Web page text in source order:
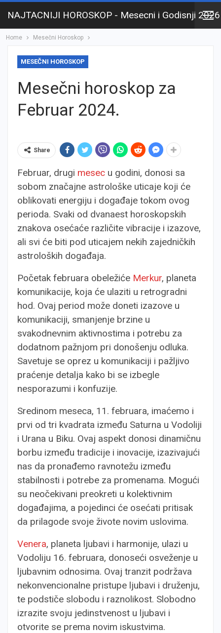
NAJTACNIJI HOROSKOP - Mesecni i Godisnji 2026
Home Mesečni Horoskop
MESEČNI HOROSKOP
Mesečni horoskop za
Februar 2024.
Share
Februar, drugi mesec u godini, donosi sa
sobom značajne astrološke uticaje koji će
oblikovati energiju i događaje tokom ovog
perioda. Svaki od dvanaest horoskopskih
znakova osećaće različite vibracije i izazove,
ali svi će biti pod uticajem nekih zajedničkih
astroloških događaja.
Početak februara obeležiće Merkur, planeta
komunikacije, koja će ulaziti u retrogradni
hod. Ovaj period može doneti izazove u
komunikaciji, smanjenje brzine u
svakodnevnim aktivnostima i potrebu za
dodatnom pažnjom pri donošenju odluka.
Savetuje se oprez u komunikaciji i pažljivo
praćenje detalja kako bi se izbegle
nesporazumi i konfuzije.
Sredinom meseca, 11. februara, imaćemo i
prvi od tri kvadrata između Saturna u Vodoliji
i Urana u Biku. Ovaj aspekt donosi dinamičnu
borbu između tradicije i inovacije, izazivajući
nas da pronađemo ravnotežu između
stabilnosti i potrebe za promenama. Mogući
su neočekivani preokreti u kolektivnim
događajima, a pojedinci će osećati pritisak
da prilagode svoje živote novim uslovima.
Venera, planeta ljubavi i harmonije, ulazi u
Vodoliju 16. februara, donoseći osveženje u
ljubavnim odnosima. Ovaj tranzit podržava
nekonvencionalne pristupe ljubavi i druženju,
te podstiče slobodu i raznolikost. Slobodno
izrazite svoju jedinstvenost u ljubavi i
otvorite se prema novim iskustvima.